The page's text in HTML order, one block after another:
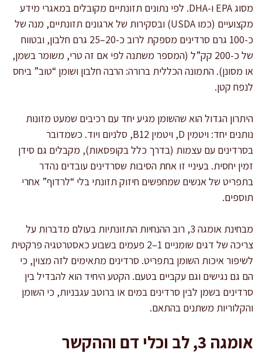
מסוג EPA ו-DHA. לפי נתונים תזונתיים מקובלים במאגרי מידע
מקצועיים (כמו USDA) ובסקירות של ארגונים תזונתיים, מנה של
כ-100 גרם סרדינים מספקת לרוב כ-20–25 גרם חלבון, ובטווח
של כ-200 קק”ל (המספר משתנה לפי אם זה טרי, משומר בשמן,
או מסונן). התמונה הכללית ברורה: הרבה חלבון ושומן “טוב” ביחס
לנפח קטן.
היתרון הגדול הוא שהשומן מגיע יחד עם רכיבים שמעט מזונות
נותנים יחד: ויטמין D, ויטמין B12, סלניום ויוד. כשמדובר
בסרדינים עם עצמות (בדרך כלל בקופסאות), מקבלים גם סידן
זמין יחסית. בעיניי זו אחת הסיבות שסרדינים עובדים נהדר
בתפריט של אנשים שמחפשים חיזוק תזונתי בלי “לרדוף” אחרי
תוספים.
מבחינת אומגה 3, רוב ההנחיות התזונתיות בעולם מדברות על
צריכה של דגים שומניים 1–2 פעמים בשבוע כאסטרטגיה פרקטית
לשיפור איכות השומן בתפריט. סרדינים מתאימים לזה מצוין, כי
הם גם נגישים וגם עקביים בטעם. הקטע היחיד הוא להבדיל בין
סרדינים בשמן לבין סרדינים במים או ברוטב עגבניות, כי השומן
והקלוריות משתנים בהתאם.
אומגה 3, לב וכלי דם וההקשר